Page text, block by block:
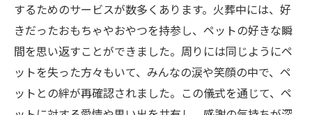
するためのサービスが数多くあります。火葬中には、好
きだったおもちゃやおやつを持参し、ペットの好きな瞬
間を思い返すことができました。周りには同じようにペ
ットを失った方々もいて、みんなの涙や笑顔の中で、ペ
ットとの絆が再確認されました。この儀式を通じて、ペ